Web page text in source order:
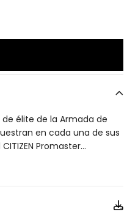
élite de la Armada de
en cada una de sus
Promaster...
hora dual, alarmas,
UTC y bisel de regla
caja de acero inoxidable,
amarillo, Carátula azul